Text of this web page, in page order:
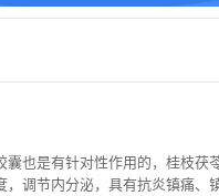
也是有针对性作用的，桂枝茯
调节内分泌，具有抗炎镇痛、镇